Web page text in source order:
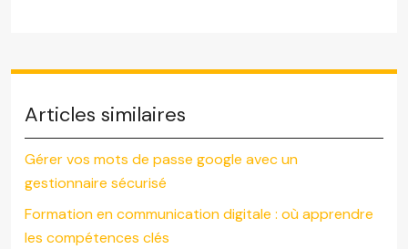
Articles similaires
Gérer vos mots de passe google avec un
gestionnaire sécurisé
Formation en communication digitale : où apprendre
les compétences clés